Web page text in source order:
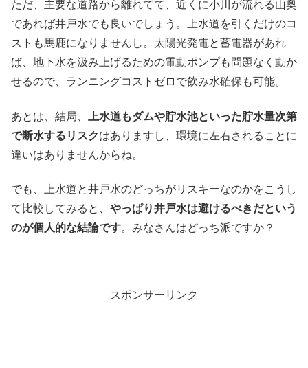
ただ、主要な道路から離れてて、近くに小川が流れる山奥
であれば井戸水でも良いでしょう。上水道を引くだけのコ
ストも馬鹿になりませんし。太陽光発電と蓄電器があれ
ば、地下水を汲み上げるための電動ポンプも問題なく動か
せるので、ランニングコストゼロで飲み水確保も可能。
あとは、結局、
上水道もダムや貯水池といった貯水量次第
で断水するリスクはありますし、環境に左右されることに
違いはありませんからね。
でも、上水道と井戸水のどっちがリスキーなのかをこうし
て比較してみると、 やっぱり井戸水は避けるべきだという
のが個人的な結論です。みなさんはどっち派ですか？
スポンサーリンク